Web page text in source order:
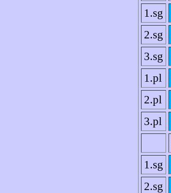
1.sg
2.sg
3.sg
1.pl
2.pl
3.pl
1.sg
2.sg